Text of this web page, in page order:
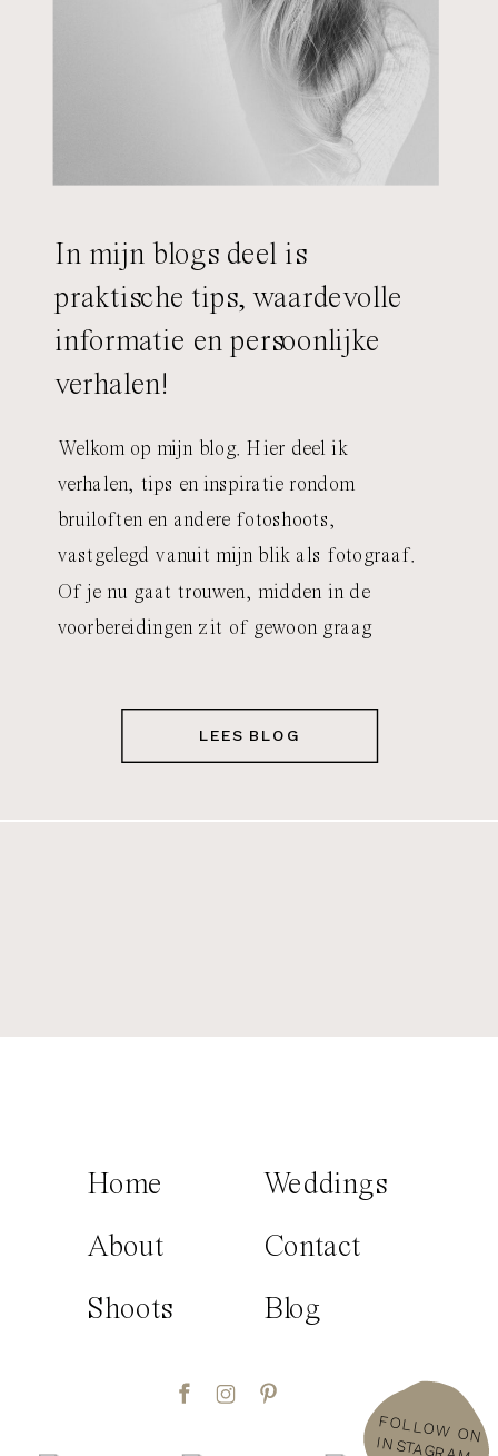
LEES BLOG
Welkom op mijn blog. Hier deel ik
verhalen, tips en inspiratie rondom
bruiloften en andere fotoshoots,
vastgelegd vanuit mijn blik als fotograaf.
Of je nu gaat trouwen, midden in de
voorbereidingen zit of gewoon graag
herkenbare momenten waar bruidsparen
In mijn blogs deel is
praktische tips, waardevolle
informatie en persoonlijke
verhalen!
FOLLOW
ON
INSTAGRAM
Blog
Contact
Shoots
Weddings
About
Home